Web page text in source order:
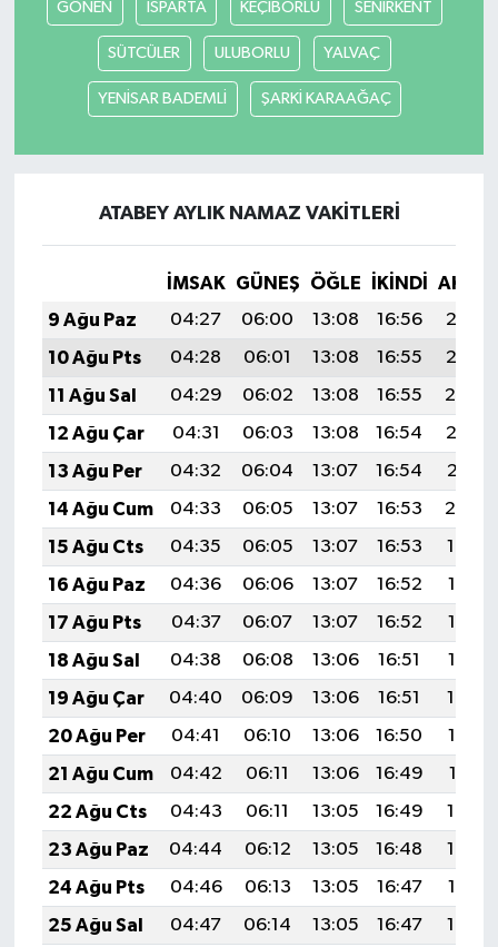
GÖNEN ISPARTA KEÇİBORLU SENİRKENT
SÜTCÜLER ULUBORLU YALVAÇ
YENİSAR BADEMLİ ŞARKİ KARAAĞAÇ
ATABEY AYLIK NAMAZ VAKITLERI
İMSAK GÜNEŞ ÖĞLE İKINDI
9 Ağu Paz
04:27 06:00 13:08 16:56
20:06
10 Ağu Pts
04:28 06:01 13:08 16:55
20:05
11 Ağu Sal
04:29 06:02 13:08 16:55
20:04
12 Ağu Çar
04:31 06:03 13:08 16:54
20:02
13 Ağu Per
04:32 06:04 13:07 16:54
20:01
14 Ağu Cum
04:33 06:05 13:07 16:53
20:00
15 Ağu Cts
04:35 06:05 13:07 16:53
19:59
16 Ağu Paz
04:36 06:06 13:07 16:52
19:57
17 Ağu Pts
04:37 06:07 13:07 16:52
19:56
18 Ağu Sal
04:38 06:08 13:06 16:51
19:55
19 Ağu Çar
04:40 06:09 13:06 16:51
19:54
20 Ağu Per
04:41 06:10 13:06 16:50
19:52
21 Ağu Cum
04:42 06:11 13:06 16:49
19:51
22 Ağu Cts
04:43 06:11 13:05 16:49
19:50
23 Ağu Paz
04:44 06:12 13:05 16:48
19:48
24 Ağu Pts
04:46 06:13 13:05 16:47
19:47
25 Ağu Sal
04:47 06:14 13:05 16:47
19:45